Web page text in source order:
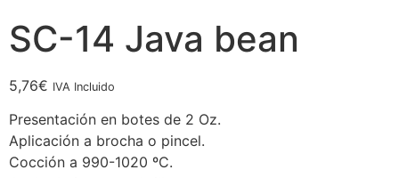
SC-14 Java bean
5,76€ IVA Incluido
Presentación en botes de 2 Oz.
Aplicación a brocha o pincel.
Cocción a 990-1020 ºC.